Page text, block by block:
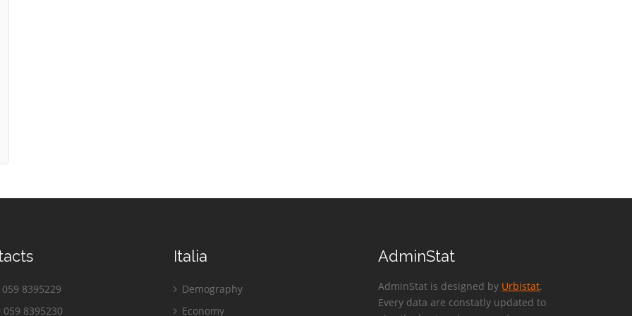
059 8395229
059 8395230
Italia
Demography
Economy
AdminStat
AdminStat is designed by Urbistat.
Every data are constatly updated to